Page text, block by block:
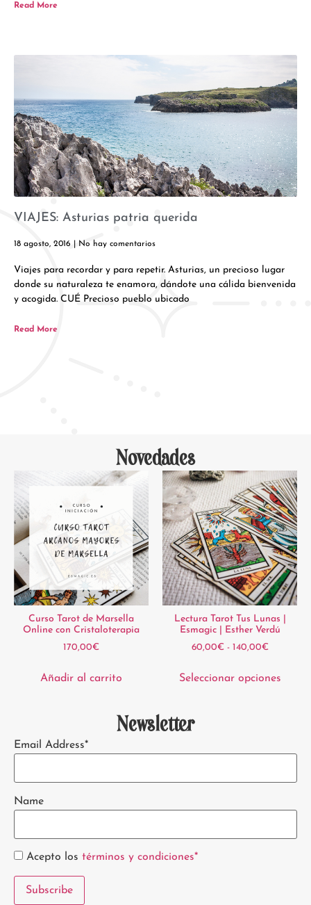
Read More
VIAJES: Asturias patria querida
18 agosto, 2016 No hay comentarios
Viajes para recordar y para repetir. Asturias, un precioso lugar
donde su naturaleza te enamora, dándote una cálida bienvenida
y acogida. CUÉ Precioso pueblo ubicado
Read More
Novedades
Curso Tarot de Marsella
Online con Cristaloterapia
170,00€
Añadir al carrito
Lectura Tarot Tus Lunas |
Esmagic | Esther Verdú
60,00€ - 140,00€
Seleccionar opciones
Newsletter
Email Address*
Name
Acepto los términos y condiciones*